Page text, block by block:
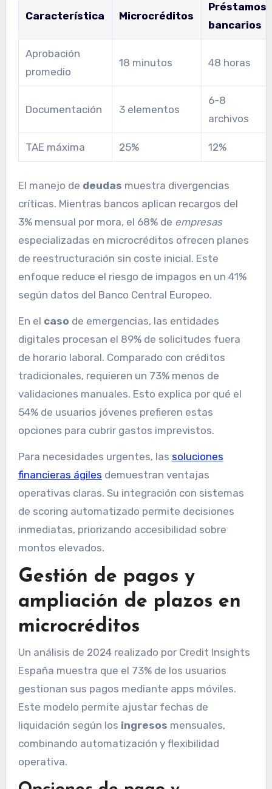
Característica Microcréditos
Préstamos
bancarios
Aprobación
promedio
18 minutos 48 horas
Documentación 3 elementos
6-8
archivos
TAE máxima 25% 12%
El manejo de deudas muestra divergencias
críticas. Mientras bancos aplican recargos del
3% mensual por mora, el 68% de empresas
especializadas en microcréditos ofrecen planes
de reestructuración sin coste inicial. Este
enfoque reduce el riesgo de impagos en un 41%
según datos del Banco Central Europeo.
En el caso de emergencias, las entidades
digitales procesan el 89% de solicitudes fuera
de horario laboral. Comparado con créditos
tradicionales, requieren un 73% menos de
validaciones manuales. Esto explica por qué el
54% de usuarios jóvenes prefieren estas
opciones para cubrir gastos imprevistos.
Para necesidades urgentes, las soluciones
financieras ágiles demuestran ventajas
operativas claras. Su integración con sistemas
de scoring automatizado permite decisiones
inmediatas, priorizando accesibilidad sobre
montos elevados.
Gestión de pagos y
ampliación de plazos en
microcréditos
Un análisis de 2024 realizado por Credit Insights
España muestra que el 73% de los usuarios
gestionan sus pagos mediante apps móviles.
Este modelo permite ajustar fechas de
liquidación según los ingresos mensuales,
combinando automatización y flexibilidad
operativa.